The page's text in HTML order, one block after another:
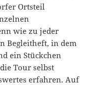
Ortsteil
wie zu jeder
Begleitheft, in dem
ein Stückchen
Tour selbst
erfahren. Auf